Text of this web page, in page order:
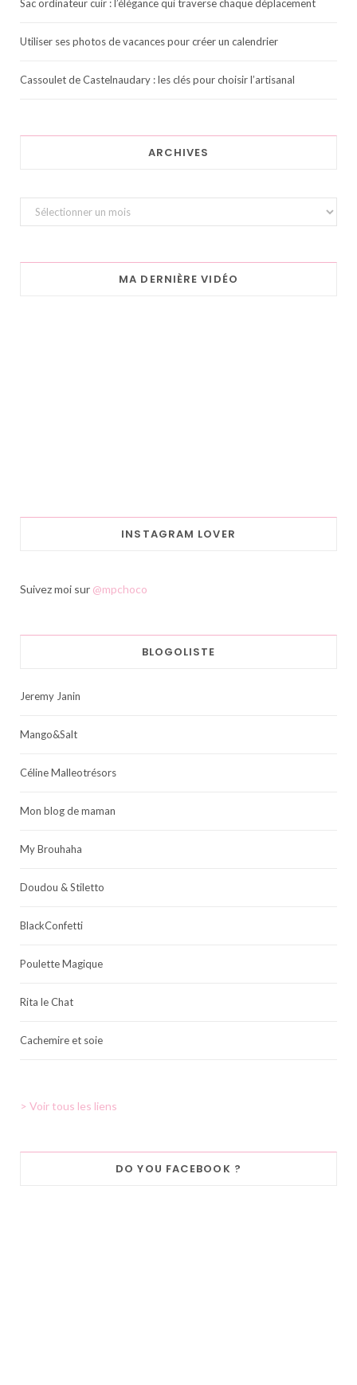
Sac ordinateur cuir : l’élégance qui traverse chaque déplacement
Utiliser ses photos de vacances pour créer un calendrier
Cassoulet de Castelnaudary : les clés pour choisir l’artisanal
ARCHIVES
Archives
MA DERNIÈRE VIDÉO
INSTAGRAM LOVER
Suivez moi sur @mpchoco
BLOGOLISTE
Jeremy Janin
Mango&Salt
Céline Malleotrésors
Mon blog de maman
My Brouhaha
Doudou & Stiletto
BlackConfetti
Poulette Magique
Rita le Chat
Cachemire et soie
> Voir tous les liens
DO YOU FACEBOOK ?